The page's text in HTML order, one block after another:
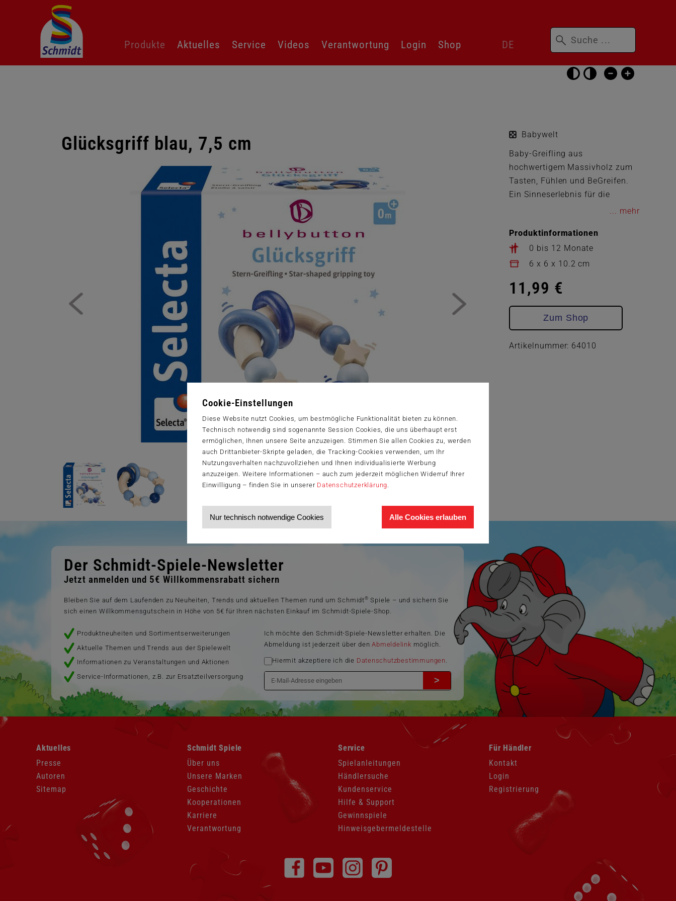
Cookie-Einstellungen
Diese Website nutzt Cookies, um bestmögliche Funktionalität bieten zu können.
Technisch notwendig sind sogenannte Session Cookies, die uns überhaupt erst
ermöglichen, Ihnen unsere Seite anzuzeigen. Stimmen Sie allen Cookies zu, werden
auch Drittanbieter-Skripte geladen, die Tracking-Cookies verwenden, um Ihr
Nutzungsverhalten nachzuvollziehen und Ihnen individualisierte Werbung
anzuzeigen. Weitere Informationen – auch zum jederzeit möglichen Widerruf Ihrer
Einwilligung – finden Sie in unserer Datenschutzerklärung
Nur technisch notwendige Cookies Alle Cookies erlauben
Barrierefrei-
Einstellungen
überspringen
überspringen
Produkte Aktuelles Service Videos Verantwortung Login Shop
überspringen
DE
Suchbegriffe
Glücksgriff blau, 7,5 cm
Babywelt
Baby-Greifling aus
hochwertigem Massivholz zum
Tasten, Fühlen und BeGreifen.
Ein Sinneserlebnis für die
kleinen Händchen. Ein Blickfang
Produktinformationen
0 bis 12 Monate
6 x 6 x 10.2 cm
11,99 €
Zum Shop
Artikelnummer: 64010
Der Schmidt-Spiele-Newsletter
Jetzt anmelden und 5€ Willkommensrabatt sichern
Bleiben Sie auf dem Laufenden zu Neuheiten, Trends und aktuellen Themen rund um Schmidt® Spiele – und sichern Sie
sich einen Willkommensgutschein in Höhe von 5€ für Ihren nächsten Einkauf im Schmidt-Spiele-Shop.
Produktneuheiten und Sortimentserweiterungen
Aktuelle Themen und Trends aus der Spielewelt
Informationen zu Veranstaltungen und Aktionen
Service-Informationen, z.B. zur Ersatzteilversorgung
Ich möchte den Schmidt-Spiele-Newsletter erhalten. Die
Abmeldung ist jederzeit über denAbmeldelink möglich.
Hiermit akzeptiere ich die Datenschutzbestimmungen
>
überspringen
Aktuelles
Presse
Autoren
Sitemap
Navigation
überspringen
Schmidt Spiele
Über uns
Unsere Marken
Geschichte
Kooperationen
Karriere
Verantwortung
Navigation
überspringen
Service
Spielanleitungen
Händlersuche
Kundenservice
Hilfe & Support
Gewinnspiele
Hinweisgebermeldestelle
Navigation
überspringen
Für Händler
Kontakt
Login
Registrierung